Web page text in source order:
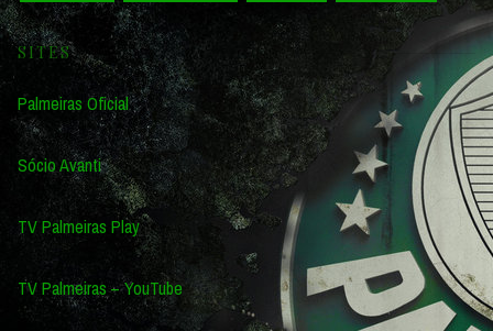
SITES
Palmeiras Oficial
Sócio Avanti
TV Palmeiras Play
TV Palmeiras – YouTube